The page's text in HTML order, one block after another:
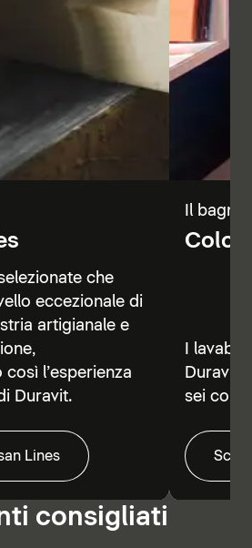
che
eccezionale di
artigianale e
l’esperienza
Duravit.
Lines
Il
Color
I
Duravit
sei
consigliati